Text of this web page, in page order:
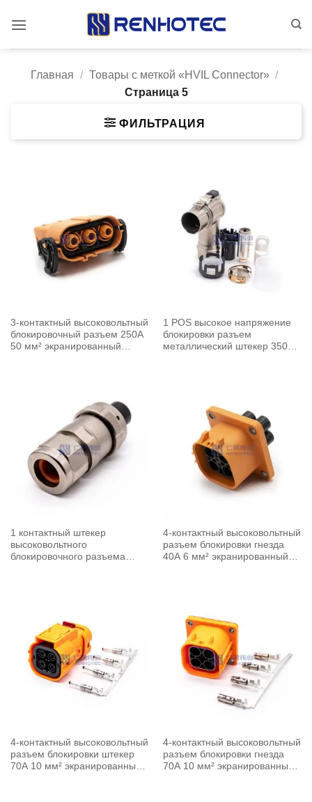
Главная / Товары с меткой «HVIL Connector» /
Страница 5
ФИЛЬТРАЦИЯ
3-контактный высоковольтный
блокировочный разъем 250A
50 мм² экранированный
1 POS высокое напряжение
блокировки разъем
металлический штекер 350A
1 контактный штекер
высоковольтного
блокировочного разъема
4-контактный высоковольтный
разъем блокировки гнезда
40A 6 мм² экранированный
4-контактный высоковольтный
разъем блокировки штекер
70A 10 мм² экранированный
4-контактный высоковольтный
разъем блокировки гнезда
70A 10 мм² экранированный